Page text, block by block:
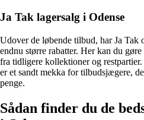
Ja Tak lagersalg i Odense
Udover de løbende tilbud, har Ja Tak
endnu større rabatter. Her kan du
fra tidligere kollektioner og
er et sandt mekka for tilbudsjægere,
penge.
Sådan finder du de